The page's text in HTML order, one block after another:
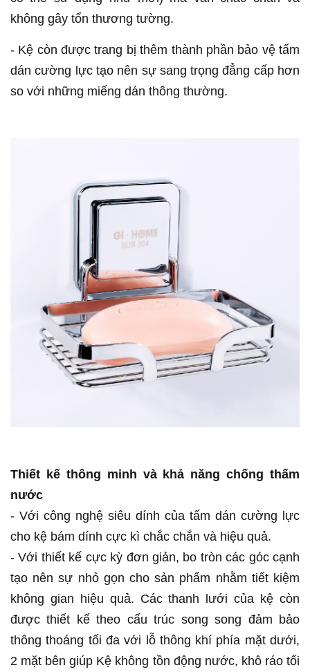
không gây tổn thương tường.
- Kệ còn được trang bị thêm thành phần bảo vệ tấm
dán cường lực tạo nên sự sang trọng đẳng cấp hơn
so với những miếng dán thông thường.
Thiết kế thông minh và khả năng chống thấm
nước
- Với công nghệ siêu dính của tấm dán cường lực
cho kệ bám dính cực kì chắc chắn và hiệu quả.
- Với thiết kế cực kỳ đơn giản, bo tròn các góc cạnh
tạo nên sự nhỏ gọn cho sản phẩm nhằm tiết kiệm
không gian hiệu quả. Các thanh lưới của kệ còn
được thiết kế theo cấu trúc song song đảm bảo
thông thoáng tối đa với lỗ thông khí phía mặt dưới,
2 mặt bên giúp Kệ không tồn động nước, khô ráo tối